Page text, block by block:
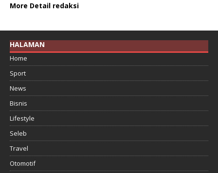
More Detail redaksi
HALAMAN
Home
Sport
News
Bisnis
Lifestyle
Seleb
Travel
Otomotif